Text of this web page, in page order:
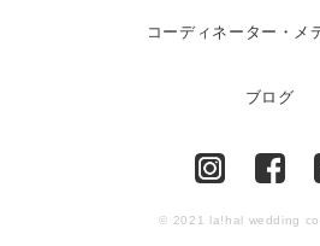
コーディネーター・メ
ブログ
© 2021 la!hal wedding